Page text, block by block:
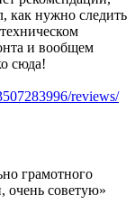
как нужно следить
и вообщем
сюда!
reviews/
грамотного
очень советую»